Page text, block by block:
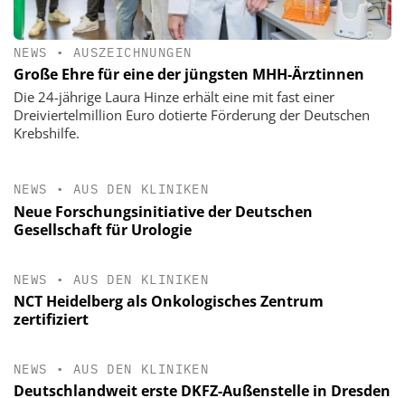
NEWS • AUSZEICHNUNGEN
Große Ehre für eine der jüngsten MHH-Ärztinnen
Die 24-jährige Laura Hinze erhält eine mit fast einer
Dreiviertelmillion Euro dotierte Förderung der Deutschen
Krebshilfe.
NEWS • AUS DEN KLINIKEN
Neue Forschungsinitiative der Deutschen
Gesellschaft für Urologie
NEWS • AUS DEN KLINIKEN
NCT Heidelberg als Onkologisches Zentrum
zertifiziert
NEWS • AUS DEN KLINIKEN
Deutschlandweit erste DKFZ-Außenstelle in Dresden